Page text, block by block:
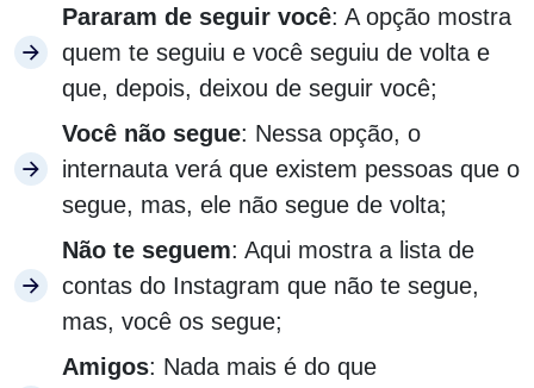
Pararam de seguir você: A opção mostra
quem te seguiu e você seguiu de volta e
que, depois, deixou de seguir você;
Você não segue: Nessa opção, o
internauta verá que existem pessoas que o
segue, mas, ele não segue de volta;
Não te seguem: Aqui mostra a lista de
contas do Instagram que não te segue,
mas, você os segue;
Amigos: Nada mais é do que